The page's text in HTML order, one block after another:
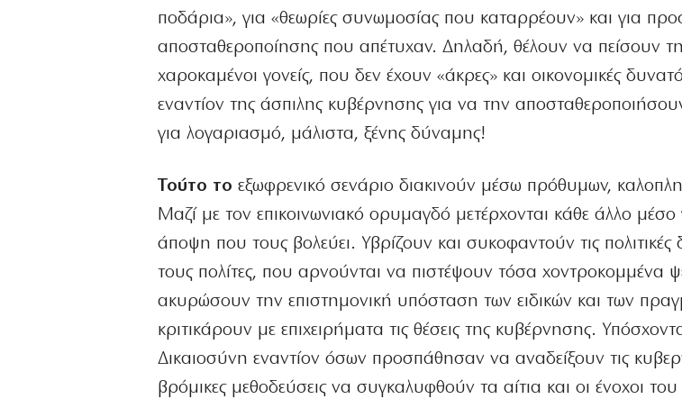
ποδάρια», για «θεωρίες συνωμοσίας που καταρρέουν» και για
αποσταθεροποίησης που απέτυχαν. Δηλαδή, θέλουν να πείσουν
χαροκαμένοι γονείς, που δεν έχουν «άκρες» και οικονομικές
εναντίον της άσπιλης κυβέρνησης για να την
για λογαριασμό, μάλιστα, ξένης δύναμης!
Τούτο το εξωφρενικό σενάριο διακινούν μέσω πρόθυμων,
Μαζί με τον επικοινωνιακό ορυμαγδό μετέρχονται κάθε άλλο
άποψη που τους βολεύει. Υβρίζουν και συκοφαντούν τις
τους πολίτες, που αρνούνται να πιστέψουν τόσα χοντροκομμένα
ακυρώσουν την επιστημονική υπόσταση των ειδικών και των
κριτικάρουν με επιχειρήματα τις θέσεις της κυβέρνησης.
Δικαιοσύνη εναντίον όσων προσπάθησαν να αναδείξουν τις
βρόμικες μεθοδεύσεις να συγκαλυφθούν τα αίτια και οι ένοχοι